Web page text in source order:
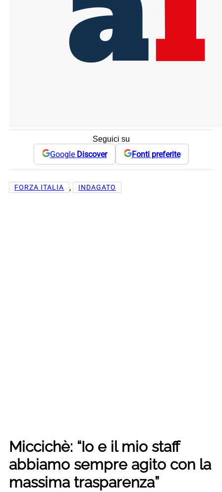
Seguici su
Google Discover Fonti preferite
FORZA ITALIA , INDAGATO
Miccichè: “Io e il mio staff
abbiamo sempre agito con la
massima trasparenza”